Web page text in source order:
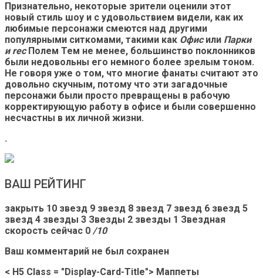
Признательно, некоторые зрители оценили этот
новый стиль шоу и с удовольствием видели, как их
любимые персонажи смеются над другими
популярными ситкомами, такими как Офисили Парки
и rec Полем Тем не менее, большинство поклонников
были недовольны его немного более зрелым тоном.
Не говоря уже о том, что многие фанаты считают это
довольно скучным, потому что эти загадочные
персонажи были просто превращены в рабочую
корректирующую работу в офисе и были совершенно
несчастны в их личной жизни.
.
ВАШ РЕЙТИНГ
закрыть 10 звезд 9 звезд 8 звезд 7 звезд 6 звезд 5
звезд 4 звезды 3 Звезды 2 звезды 1 Звездная
скорость сейчас 0 /10
Ваш комментарий не был сохранен
< H5 Class = "Display-Card-Title"> Маппеты